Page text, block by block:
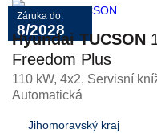
Záruka do:
8/2028
Hyundai TUCSON
Freedom Plus
110 kW, 4x2, Servisní
Automatická
Jihomoravský kraj